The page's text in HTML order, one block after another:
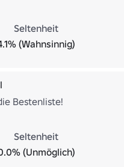
Seltenheit
(Wahnsinnig)
Bestenliste!
Seltenheit
(Unmöglich)